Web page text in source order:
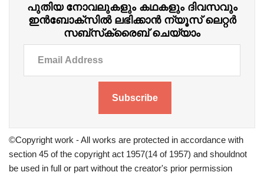
പുതിയ നോവലുകളും കഥകളും ദിവസവും
ഇന്‍ബോക്‌സില്‍ ലഭിക്കാന്‍ ന്യൂസ് ലെറ്റർ
സബ്‌സ്‌ക്രൈബ് ചെയ്യാം
Subscribe
©Copyright work - All works are protected in accordance with
section 45 of the copyright act 1957(14 of 1957) and shouldnot
be used in full or part without the creator's prior permission